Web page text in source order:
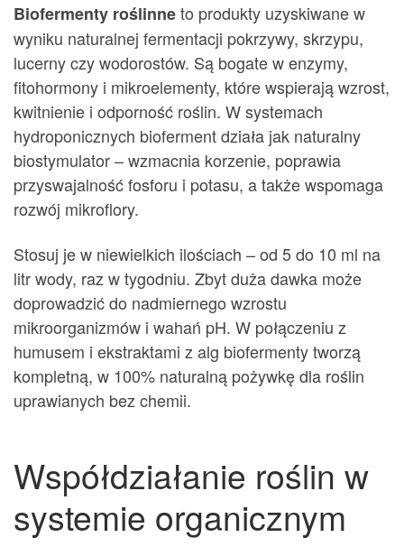
Biofermenty roślinneto produkty uzyskiwane w
wyniku naturalnej fermentacji pokrzywy, skrzypu,
lucerny czy wodorostów. Są bogate w enzymy,
fitohormony i mikroelementy, które wspierają wzrost,
kwitnienie i odporność roślin. W systemach
hydroponicznych bioferment działa jak naturalny
biostymulator – wzmacnia korzenie, poprawia
przyswajalność fosforu i potasu, a także wspomaga
rozwój mikroflory.
Stosuj je w niewielkich ilościach – od 5 do 10 ml na
litr wody, raz w tygodniu. Zbyt duża dawka może
doprowadzić do nadmiernego wzrostu
mikroorganizmów i wahań pH. W połączeniu z
humusem i ekstraktami z alg biofermenty tworzą
kompletną, w 100% naturalną pożywkę dla roślin
uprawianych bez chemii.
Współdziałanie roślin w
systemie organicznym